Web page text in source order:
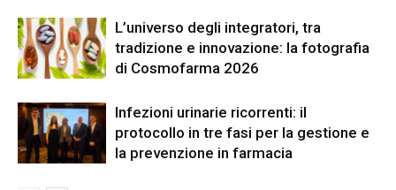
L’universo degli integratori, tra
tradizione e innovazione: la fotografia
di Cosmofarma 2026
Infezioni urinarie ricorrenti: il
protocollo in tre fasi per la gestione e
la prevenzione in farmacia